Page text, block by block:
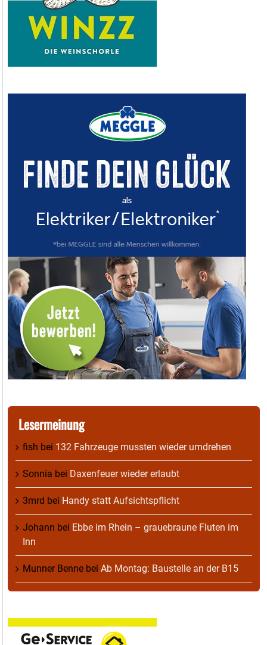
Lesermeinung
fish bei 132 Fahrzeuge mussten wieder umdrehen
Sonnia bei Daxenfeuer wieder erlaubt
3mrd bei Handy statt Aufsichtspflicht
Johann bei Ebbe im Rhein – grauebraune Fluten im
Inn
Munner Benne bei Ab Montag: Baustelle an der B15